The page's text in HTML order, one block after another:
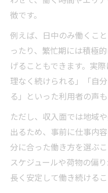
徴です。
例えば、日中のみ働くこ
ったり、繁忙期には積極
げることもできます。実
理なく続けられる」「自
る」といった利用者の声も
ただし、収入面では地域
出るため、事前に仕事内
分に合った働き方を選ぶ
スケジュールや荷物の偏
長く安定して働き続けるこ